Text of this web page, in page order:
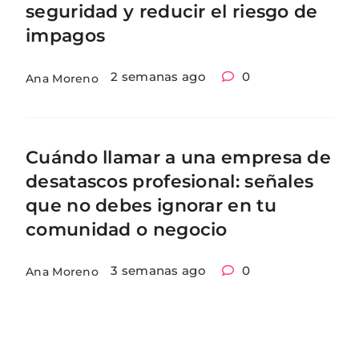
seguridad y reducir el riesgo de
impagos
Ana Moreno 2 semanas ago 0
Cuándo llamar a una empresa de
desatascos profesional: señales
que no debes ignorar en tu
comunidad o negocio
Ana Moreno 3 semanas ago 0